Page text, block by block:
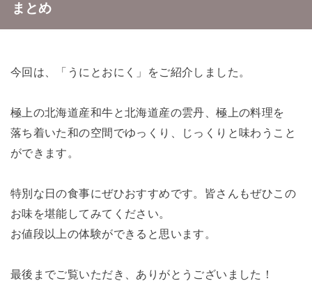
まとめ
今回は、「うにとおにく」をご紹介しました。
極上の北海道産和牛と北海道産の雲丹、極上の料理を
落ち着いた和の空間でゆっくり、じっくりと味わうこと
ができます。
特別な日の食事にぜひおすすめです。皆さんもぜひこの
お味を堪能してみてください。
お値段以上の体験ができると思います。
最後までご覧いただき、ありがとうございました！